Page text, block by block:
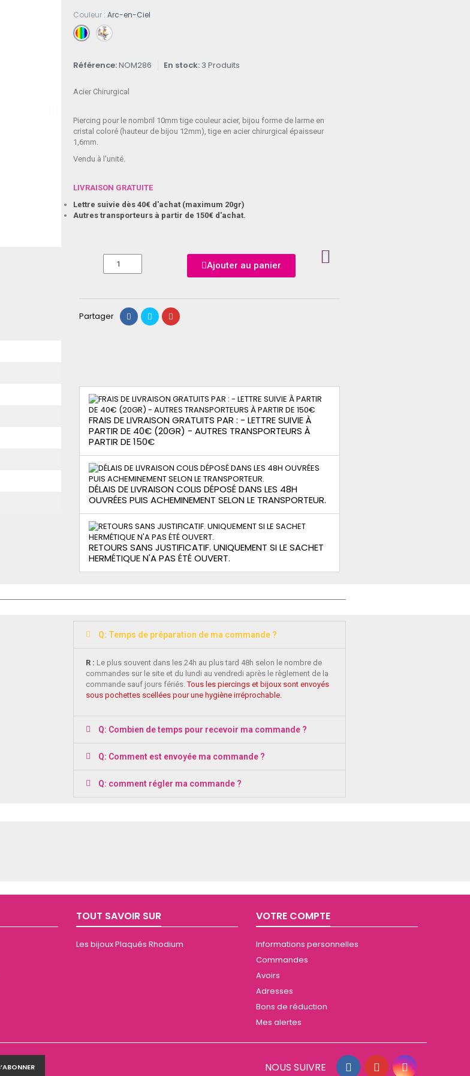
Couleur Arc-en-Ciel
Référence NOM286 En stock 3 Produits
Acier Chirurgical
Piercing pour le nombril 10mm tige couleur acier, bijou forme de larme en
cristal coloré (hauteur de bijou 12mm), tige en acier chirurgical épaisseur
1,6mm.
Vendu à l'unité.
LIVRAISON GRATUITE
Lettre suivie dès 40€ d'achat (maximum 20gr)
Autres transporteurs à partir de 150€ d'achat.
Ajouter au panier
Partager
FRAIS DE LIVRAISON GRATUITS PAR : - LETTRE SUIVIE À
PARTIR DE 40€ (20GR) - AUTRES TRANSPORTEURS À
PARTIR DE 150€
DÉLAIS DE LIVRAISON COLIS DÉPOSÉ DANS LES 48H
OUVRÉES PUIS ACHEMINEMENT SELON LE TRANSPORTEUR.
RETOURS SANS JUSTIFICATIF. UNIQUEMENT SI LE SACHET
HERMÉTIQUE N'A PAS ÉTÉ OUVERT.
Q: Temps de préparation de ma commande ?
R : Le plus souvent dans les 24h au plus tard 48h selon le nombre de
commandes sur le site et du lundi au vendredi après le règlement de la
commande sauf jours fériés.Tous les piercings et bijoux sont envoyés
sous pochettes scellées pour une hygiène irréprochable.
Q: Combien de temps pour recevoir ma commande ?
Q: Comment est envoyée ma commande ?
Q: comment régler ma commande ?
TOUT SAVOIR SUR
Les bijoux Plaqués Rhodium
VOTRE COMPTE
Informations personnelles
Commandes
Avoirs
Adresses
Bons de réduction
Mes alertes
NOUS SUIVRE